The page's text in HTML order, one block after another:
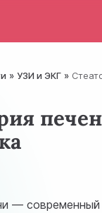
УЗИ и ЭКГ
—